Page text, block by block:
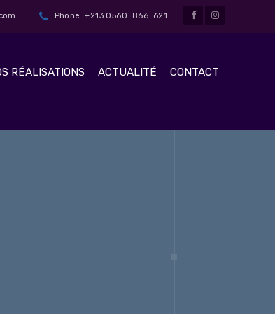
Phone: +213 0560. 866. 621
RÉALISATIONS ACTUALITÉ CONTACT